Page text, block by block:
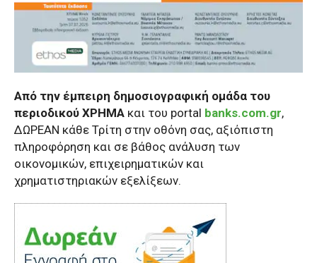
Από την έμπειρη δημοσιογραφική ομάδα του
περιοδικού ΧΡΗΜΑ και του portal banks.com.gr,
ΔΩΡΕΑΝ κάθε Τρίτη στην οθόνη σας, αξιόπιστη
πληροφόρηση και σε βάθος ανάλυση των
οικονομικών, επιχειρηματικών και
χρηματιστηριακών εξελίξεων.